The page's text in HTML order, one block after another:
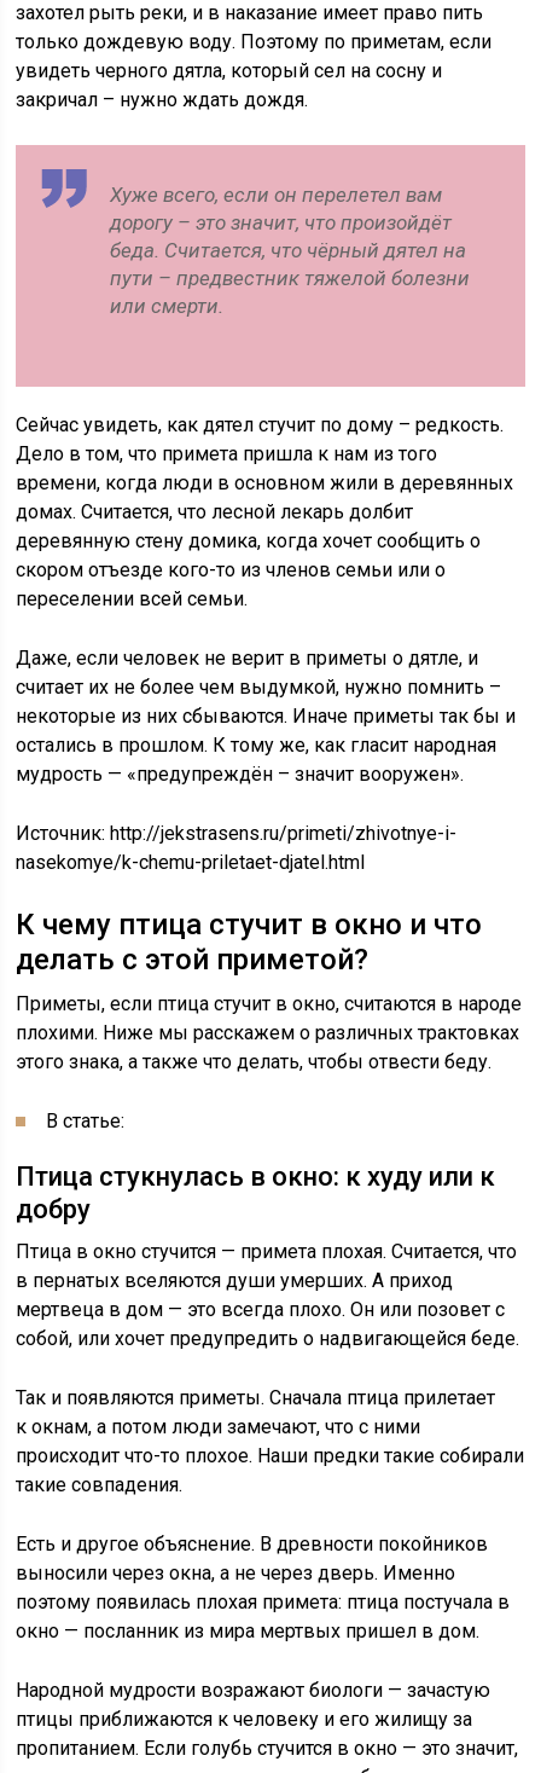
захотел рыть реки, и в наказание имеет право пить
только дождевую воду. Поэтому по приметам, если
увидеть черного дятла, который сел на сосну и
закричал – нужно ждать дождя.
Хуже всего, если он перелетел вам
дорогу – это значит, что произойдёт
беда. Считается, что чёрный дятел на
пути – предвестник тяжелой болезни
или смерти.
Сейчас увидеть, как дятел стучит по дому – редкость.
Дело в том, что примета пришла к нам из того
времени, когда люди в основном жили в деревянных
домах. Считается, что лесной лекарь долбит
деревянную стену домика, когда хочет сообщить о
скором отъезде кого-то из членов семьи или о
переселении всей семьи.
Даже, если человек не верит в приметы о дятле, и
считает их не более чем выдумкой, нужно помнить –
некоторые из них сбываются. Иначе приметы так бы и
остались в прошлом. К тому же, как гласит народная
мудрость — «предупреждён – значит вооружен».
Источник:http://jekstrasens.ru/primeti/zhivotnye-i-
nasekomye/k-chemu-priletaet-djatel.html
К чему птица стучит в окно и что
делать с этой приметой?
Приметы, если птица стучит в окно, считаются в народе
плохими. Ниже мы расскажем о различных трактовках
этого знака, а также что делать, чтобы отвести беду.
В статье:
Птица стукнулась в окно: к худу или к
добру
Птица в окно стучится — примета плохая. Считается, что
в пернатых вселяются души умерших. А приход
мертвеца в дом — это всегда плохо. Он или позовет с
собой, или хочет предупредить о надвигающейся беде.
Так и появляются приметы. Сначала птица прилетает
к окнам, а потом люди замечают, что с ними
происходит что-то плохое. Наши предки такие собирали
такие совпадения.
Есть и другое объяснение. В древности покойников
выносили через окна, а не через дверь. Именно
поэтому появилась плохая примета: птица постучала в
окно — посланник из мира мертвых пришел в дом.
Народной мудрости возражают биологи — зачастую
птицы приближаются к человеку и его жилищу за
пропитанием. Если голубь стучится в окно — это значит,